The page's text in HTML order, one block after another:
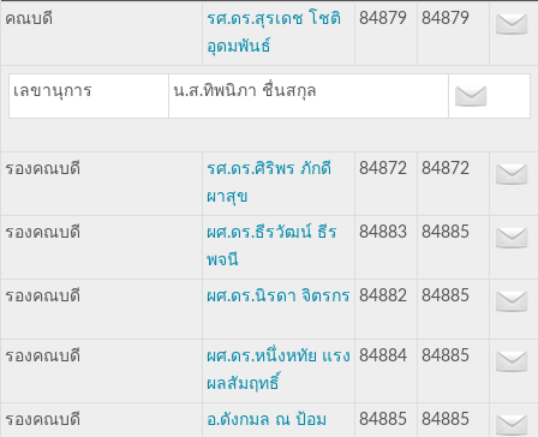
คณบดี
รศ.ดร.สุรเดช โชติ
อุดมพันธ์
84879 84879
เลขานุการ น.ส.ทิพนิภา ชื่นสกุล
รองคณบดี
รศ.ดร.ศิริพร ภักดี
ผาสุข
84872 84872
รองคณบดี
ผศ.ดร.ธีรวัฒน์ ธีร
พจนี
84883 84885
รองคณบดี ผศ.ดร.นิรดา จิตรกร 84882 84885
รองคณบดี
ผศ.ดร.หนึ่งหทัย แรง
ผลสัมฤทธิ์
84884 84885
รองคณบดี
อ.ดังกมล ณ ป้อม
84885 84885